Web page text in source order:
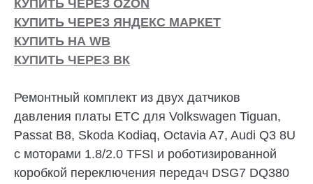
КУПИТЬ ЧЕРЕЗ OZON
КУПИТЬ ЧЕРЕЗ ЯНДЕКС МАРКЕТ
КУПИТЬ НА WB
КУПИТЬ ЧЕРЕЗ ВК
Ремонтный комплект из двух датчиков
давления платы ETC для Volkswagen Tiguan,
Passat B8, Skoda Kodiaq, Octavia A7, Audi Q3 8U
c моторами 1.8/2.0 TFSI и роботизированной
коробкой переключения передач DSG7 DQ380